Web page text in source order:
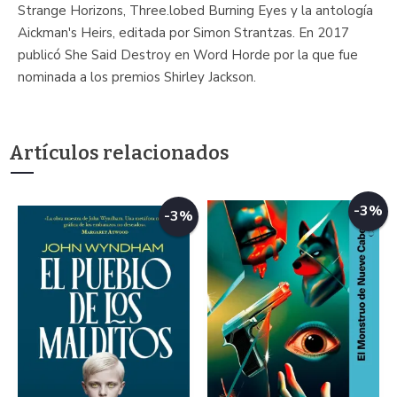
Strange Horizons, Three.lobed Burning Eyes y la antología
Aickman's Heirs, editada por Simon Strantzas. En 2017
publicó She Said Destroy en Word Horde por la que fue
nominada a los premios Shirley Jackson.
Artículos relacionados
-3% -3%